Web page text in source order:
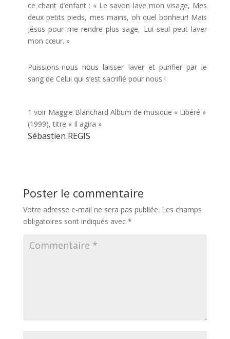
ce chant d’enfant : « Le savon lave mon visage, Mes
deux petits pieds, mes mains, oh quel bonheur! Mais
Jésus pour me rendre plus sage, Lui seul peut laver
mon cœur. »
Puissions-nous nous laisser laver et purifier par le
sang de Celui qui s’est sacrifié pour nous !
1 voir Maggie Blanchard Album de musique « Libéré »
(1999), titre « Il agira »
Sébastien REGIS
Poster le commentaire
Votre adresse e-mail ne sera pas publiée. Les champs
obligatoires sont indiqués avec *